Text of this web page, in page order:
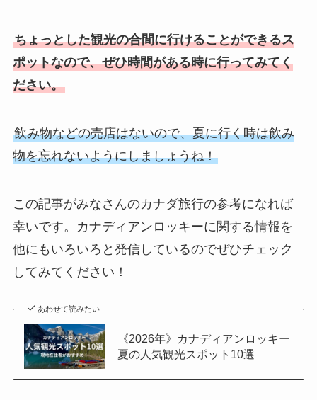
ちょっとした観光の合間に行けることができるス
ポットなので、ぜひ時間がある時に行ってみてく
ださい。
飲み物などの売店はないので、夏に行く時は飲み
物を忘れないようにしましょうね！
この記事がみなさんのカナダ旅行の参考になれば
幸いです。カナディアンロッキーに関する情報を
他にもいろいろと発信しているのでぜひチェック
してみてください！
あわせて読みたい
《2026年》カナディアンロッキー
夏の人気観光スポット10選